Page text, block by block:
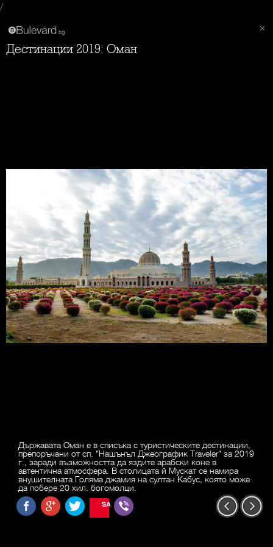
/
Дестинации 2019: Оман
Държавата Оман е в списъка с туристическите дестинации,
препоръчани от сп. "Нашънъл Джеографик Traveler" за 2019
г., заради възможността да яздите арабски коне в
автентична атмосфера. В столицата й Мускат се намира
внушителната Голяма джамия на султан Кабус, която може
да побере 20 хил. богомолци.
SAVE